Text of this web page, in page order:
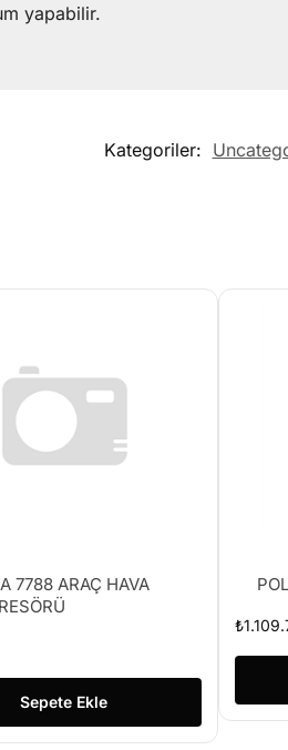
yapabilir.
Kategoriler:
7788 ARAÇ HAVA
Sepete Ekle
₺